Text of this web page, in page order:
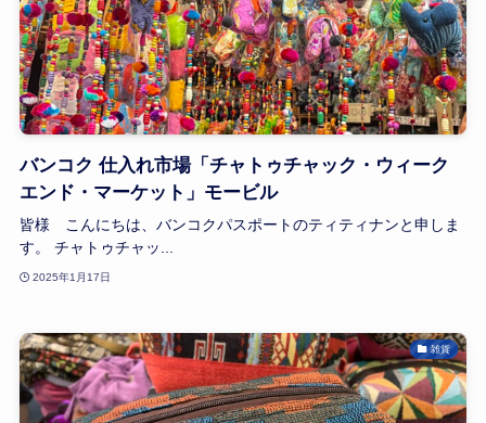
バンコク 仕入れ市場「チャトゥチャック・ウィーク
エンド・マーケット」モービル
皆様 こんにちは、バンコクパスポートのティティナンと申しま
す。 チャトゥチャッ...
2025年1月17日
雑貨